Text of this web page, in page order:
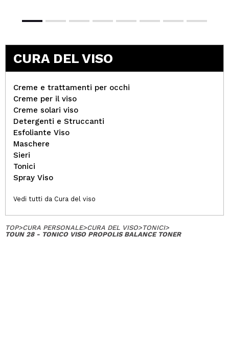
CURA DEL VISO
Creme e trattamenti per occhi
Creme per il viso
Creme solari viso
Detergenti e Struccanti
Esfoliante Viso
Maschere
Sieri
Tonici
Spray Viso
Vedi tutti da Cura del viso
TOP>CURA PERSONALE>CURA DEL VISO>TONICI>
TOUN 28 - TONICO VISO PROPOLIS BALANCE TONER